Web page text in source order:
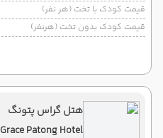
قیمت کودک با تخت (هر نفر)
قیمت کودک بدون تخت (هرنفر)
هتل گراس پتونگ
Grace Patong Hotel